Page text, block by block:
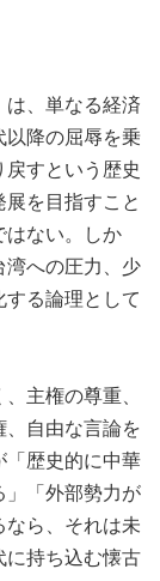
は、単なる経済
以降の屈辱を乗
戻すという歴史
を目指すこと
はない。しか
湾への圧力、少
る論理として
主権の尊重、
、自由な言論を
「歴史的に中華
」「外部勢力が
なら、それは未
に持ち込む懐古